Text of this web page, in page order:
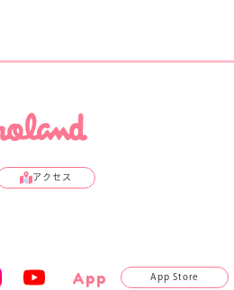
アクセス
App App Store